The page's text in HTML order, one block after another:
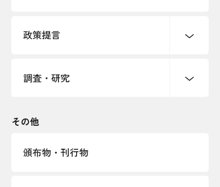
海外情報レポート
安全保障貿易管理・技術流出防止に関す
経営者保証に関するガイドライン
政策提言
中小企業経営
国土強靭化・社会基盤整備・震災復興
調査・研究
LOBO調査
その他
頒布物・刊行物